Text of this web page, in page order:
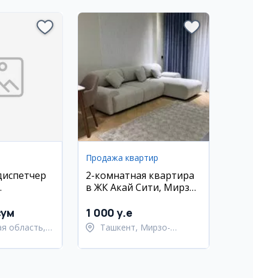
область,
Продажа квартир
2-комнатная квартира
в ЖК Акай Сити, Мирзо-
1 000 y.e
Ташкент, Мирзо-